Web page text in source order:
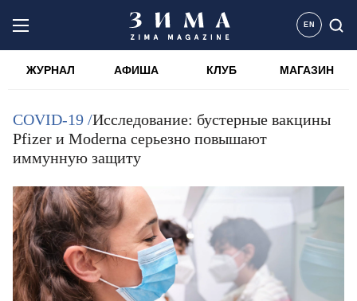
EN
ЖУРНАЛ АФИША КЛУБ МАГАЗИН
COVID-19 /Исследование: бустерные вакцины
Pfizer и Moderna серьезно повышают
иммунную защиту